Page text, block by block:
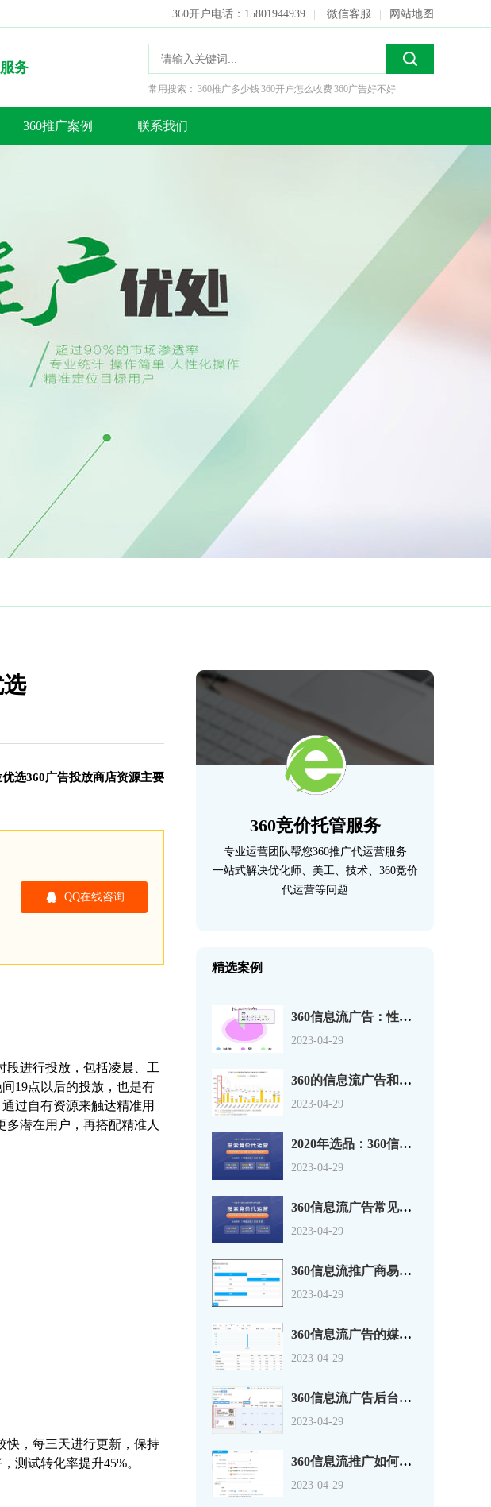
360开户电话：15801944939 微信客服 网站地图
务
常用搜索： 360推广多少钱360开户怎么收费360广告好不好
360推广案例 联系我们
360竞价托管服务
专业运营团队帮您360推广代运营服务
一站式解决优化师、美工、技术、360竞价
代运营等问题
精选案例
360信息流广告：性别、年龄、地域，你真的会设么？
2023-04-29
360的信息流广告和搜索推广简单的介绍您看看！
2023-04-29
2020年选品：360信息流广告投放趋势看出12个潜力爆款！
2023-04-29
360信息流广告常见的一些问题
2023-04-29
360信息流推广商易平台操作说明
2023-04-29
360信息流广告的媒体维度报表
2023-04-29
360信息流广告后台的创意实时预览功能
2023-04-29
360信息流推广如何创建“PC信息流广告投放”
2023-04-29
选360广告投放商店资源主要
QQ在线咨询
段进行投放，包括凌晨、工
19点以后的投放，也是有
过自有资源来触达精准用
多潜在用户，再搭配精准人
快，每三天进行更新，保持
测试转化率提升45%。